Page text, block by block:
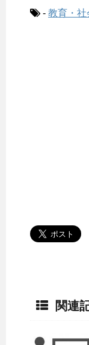
- 教育・社
関連